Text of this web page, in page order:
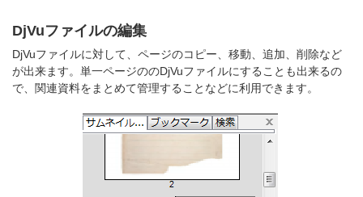
DjVuファイルの編集
DjVuファイルに対して、ページのコピー、移動、追加、削除など
が出来ます。単一ページののDjVuファイルにすることも出来るの
で、関連資料をまとめて管理することなどに利用できます。